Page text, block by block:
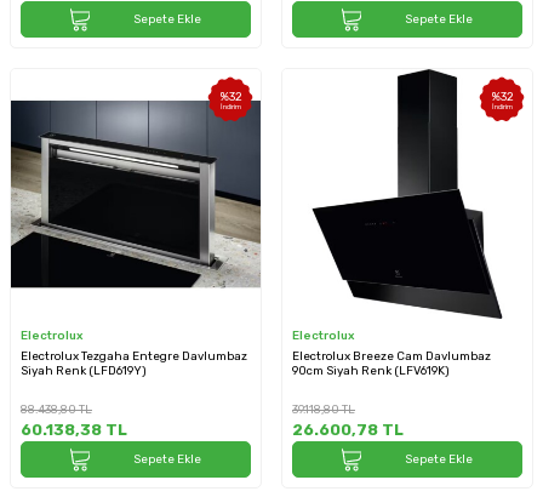
Sepete Ekle Sepete Ekle
%32
İndirim
Electrolux
Electrolux Tezgaha Entegre Davlumbaz
Siyah Renk (LFD619Y)
88.438,80TL
60.138,38 TL
Sepete Ekle
%32
İndirim
Electrolux
Electrolux Breeze Cam Davlumbaz
90cm Siyah Renk (LFV619K)
39.118,80TL
26.600,78 TL
Sepete Ekle